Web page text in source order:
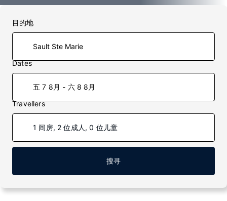
目的地
Dates
五 7 8月 - 六 8 8月
Travellers
1 间房, 2 位成人, 0 位儿童
搜寻